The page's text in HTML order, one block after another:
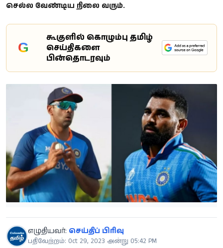
செல்ல வேண்டிய நிலை வரும்.
G
கூகுளில் கொழும்பு தமிழ்
செய்திகளை
பின்தொடரவும்
எழுதியவர்: செய்திப் பிரிவு
பதிவேற்றம்: Oct 29, 2023 அன்று 05:42 PM